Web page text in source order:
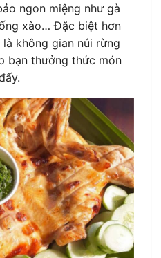
ngon miệng như gà
xào… Đặc biệt hơn
không gian núi rừng
bạn thưởng thức món